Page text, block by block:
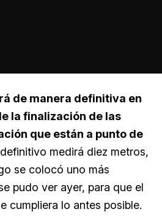
de manera definitiva en
la finalización de las
que están a punto de
medirá diez metros,
se colocó uno más
pudo ver ayer, para que el
cumpliera lo antes posible.